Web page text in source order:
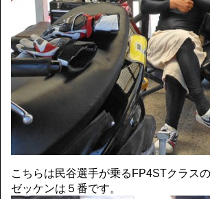
こちらは民谷選手が乗るFP4STクラス
ゼッケンは５番です。